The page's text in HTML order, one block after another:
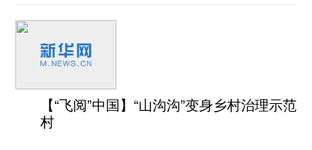
【“飞阅”中国】“山沟沟”变身乡村治理示范
村